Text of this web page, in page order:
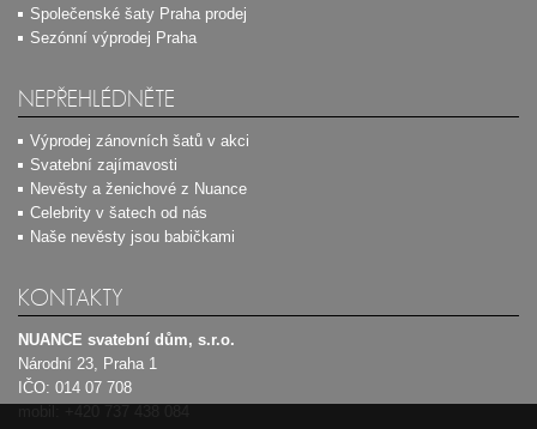
Společenské šaty Praha prodej
Sezónní výprodej Praha
NEPŘEHLÉDNĚTE
Výprodej zánovních šatů v akci
Svatební zajímavosti
Nevěsty a ženichové z Nuance
Celebrity v šatech od nás
Naše nevěsty jsou babičkami
KONTAKTY
NUANCE svatební dům, s.r.o.
Národní 23, Praha 1
IČO: 014 07 708